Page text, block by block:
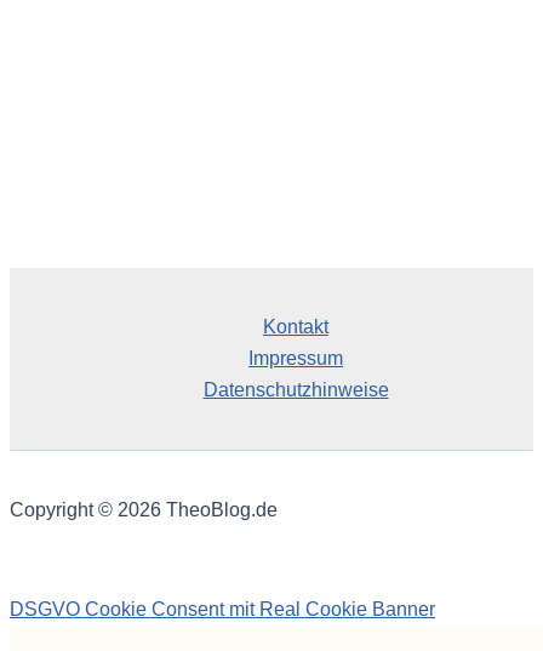
Kontakt
Impressum
Datenschutzhinweise
Copyright © 2026 TheoBlog.de
DSGVO Cookie Consent mit Real Cookie Banner